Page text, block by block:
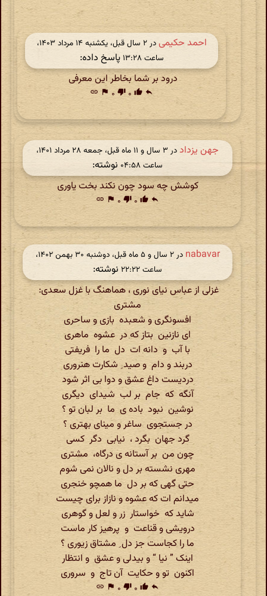
احمد حکیمی
در ‫۲ سال قبل، یکشنبه ۱۴ مرداد ۱۴۰۳،
ساعت ۱۳:۲۸
پاسخ داده:
درود بر شما بخاطر این معرفی
reply
thumb_up ۰ thumb_down ۰ flag
link
جهن یزداد
در ‫۳ سال و ۱۱ ماه قبل، جمعه ۲۸ مرداد ۱۴۰۱،
ساعت ۰۴:۵۸
نوشته:
کوشش چه سود چون نکند بخت یاوری
reply
thumb_up ۰ thumb_down ۰ flag
link
nabavar
در ‫۲ سال و ۵ ماه قبل، دوشنبه ۳۰ بهمن ۱۴۰۲،
ساعت ۲۲:۲۲
نوشته:
غزلی از عباس نیای نوری ، هماهنگ با غزل سعدی:
مشتری
افسونگری و شعبده بازی و ساحری
ای نازنین بتاز که در عشوه ماهری
با آب و دانه ات دل ما را فریفتی
دربند و دام و صید ِ شکارت هنروری
دردیست داغ عشق و دوا بی اثر شود
آنگه که جام بر لب شیدای دیگری
نوشین نبود باده ی ما بر لبان تو ؟
در جستجوی ساغر و مینای بهتری ؟
گرد جهان بگرد ، نیابی دگر کسی
چون من بر آستانه ی درگاه، مشتری
مهری نشسته بر دل و نالان نمی شوم
حتی گهی که بر دل ما همچو خنجری
میدانم ات که عشوه و نازاز برای چیست
شاید که خواستار زر و لعل و گوهری
درویشی و قناعت و پرهیز کار ماست
ما را کجاست جز دل ِ مشتاق زیوری ؟
اینک ” نیا “ و بیدلی و عشق و انتظار
اکنون تو و حکایت آن تاج و سروری
reply
thumb_up ۰ thumb_down ۰ flag
link